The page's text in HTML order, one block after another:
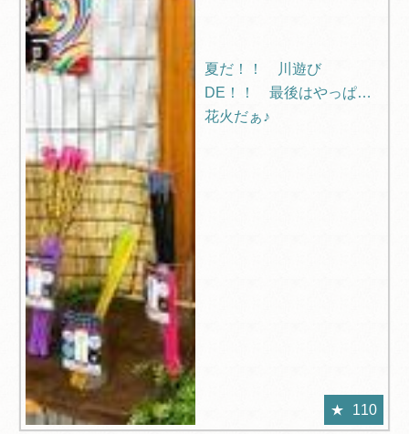
夏だ！！ 川遊び
DE！！ 最後はやっぱり
花火だぁ♪
110